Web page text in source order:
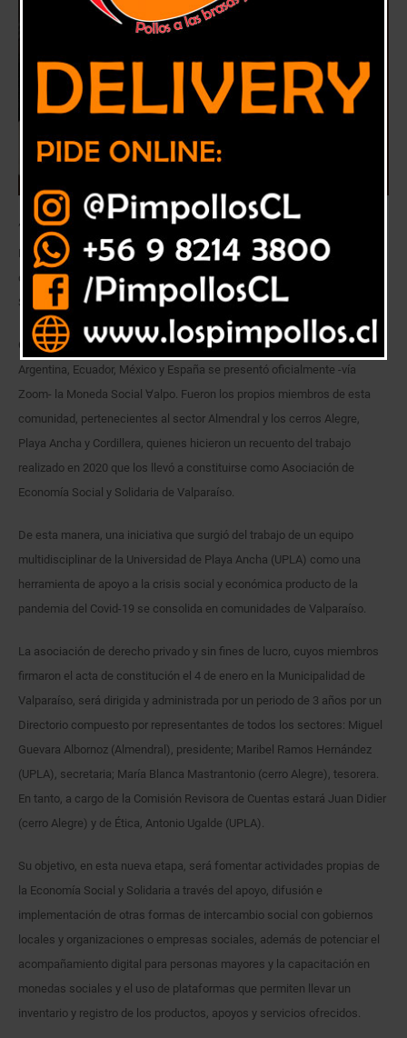
”∀alpo” se denomina la modalidad nacida al alero de la Universidad de
Playa Ancha (UPLA) que incorpora a habitantes del plan y de diversos
cerros. Porteñas y porteños ya constituyeron Asociación de Economía
Social y Solidaria de Valparaíso.
Con la presencia de referentes internacionales de moneda sociales de
Argentina, Ecuador, México y España se presentó oficialmente -vía
Zoom- la Moneda Social ∀alpo. Fueron los propios miembros de esta
comunidad, pertenecientes al sector Almendral y los cerros Alegre,
Playa Ancha y Cordillera, quienes hicieron un recuento del trabajo
realizado en 2020 que los llevó a constituirse como Asociación de
Economía Social y Solidaria de Valparaíso.
De esta manera, una iniciativa que surgió del trabajo de un equipo
multidisciplinar de la Universidad de Playa Ancha (UPLA) como una
herramienta de apoyo a la crisis social y económica producto de la
pandemia del Covid-19 se consolida en comunidades de Valparaíso.
La asociación de derecho privado y sin fines de lucro, cuyos miembros
firmaron el acta de constitución el 4 de enero en la Municipalidad de
Valparaíso, será dirigida y administrada por un periodo de 3 años por un
Directorio compuesto por representantes de todos los sectores: Miguel
Guevara Albornoz (Almendral), presidente; Maribel Ramos Hernández
(UPLA), secretaria; María Blanca Mastrantonio (cerro Alegre), tesorera.
En tanto, a cargo de la Comisión Revisora de Cuentas estará Juan Didier
(cerro Alegre) y de Ética, Antonio Ugalde (UPLA).
Su objetivo, en esta nueva etapa, será fomentar actividades propias de
la Economía Social y Solidaria a través del apoyo, difusión e
implementación de otras formas de intercambio social con gobiernos
locales y organizaciones o empresas sociales, además de potenciar el
acompañamiento digital para personas mayores y la capacitación en
monedas sociales y el uso de plataformas que permiten llevar un
inventario y registro de los productos, apoyos y servicios ofrecidos.